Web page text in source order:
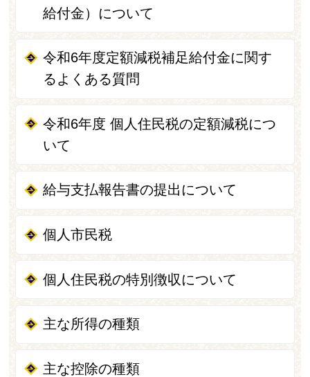
給付金）について
令和6年度定額減税補足給付金に関す
るよくある質問
令和6年度 個人住民税の定額減税につ
いて
給与支払報告書の提出について
個人市民税
個人住民税の特別徴収について
主な所得の種類
主な控除の種類